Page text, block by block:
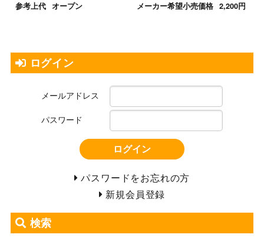
参考上代 オープン メーカー希望小売価格 2,200円
ログイン
メールアドレス
パスワード
ログイン
パスワードをお忘れの方
新規会員登録
検索